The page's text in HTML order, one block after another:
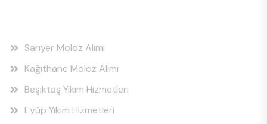
Sarıyer Moloz Alımı
Kağıthane Moloz Alımı
Beşiktaş Yıkım Hizmetleri
Eyüp Yıkım Hizmetleri